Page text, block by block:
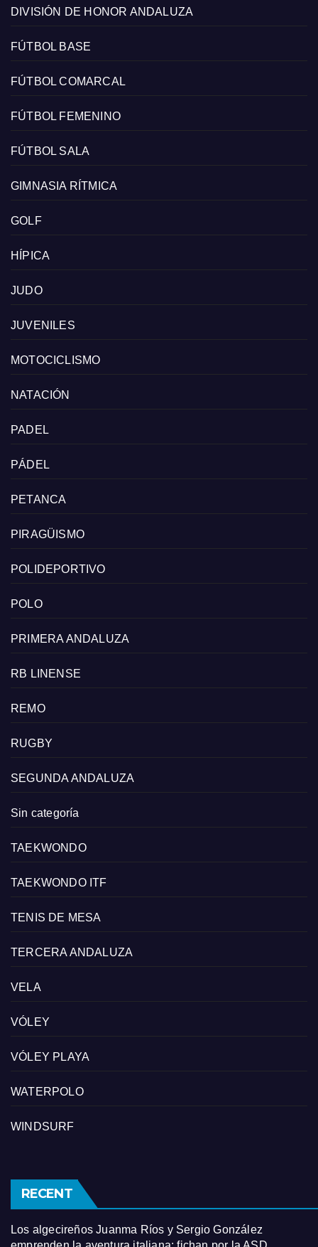
DIVISIÓN DE HONOR ANDALUZA
FÚTBOL BASE
FÚTBOL COMARCAL
FÚTBOL FEMENINO
FÚTBOL SALA
GIMNASIA RÍTMICA
GOLF
HÍPICA
JUDO
JUVENILES
MOTOCICLISMO
NATACIÓN
PADEL
PÁDEL
PETANCA
PIRAGÜISMO
POLIDEPORTIVO
POLO
PRIMERA ANDALUZA
RB LINENSE
REMO
RUGBY
SEGUNDA ANDALUZA
Sin categoría
TAEKWONDO
TAEKWONDO ITF
TENIS DE MESA
TERCERA ANDALUZA
VELA
VÓLEY
VÓLEY PLAYA
WATERPOLO
WINDSURF
RECENT
Los algecireños Juanma Ríos y Sergio González